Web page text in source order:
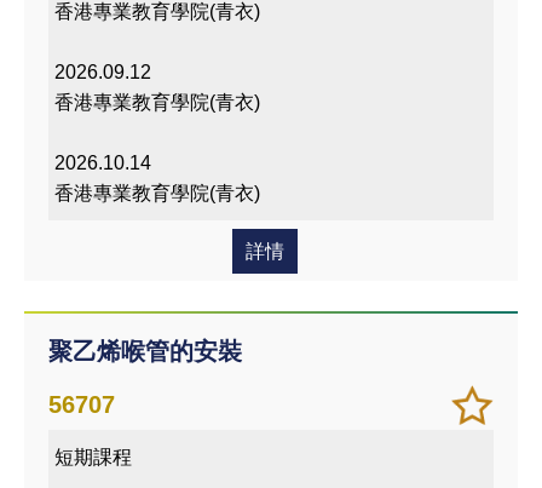
香港專業教育學院(青衣)
2026.09.12
香港專業教育學院(青衣)
2026.10.14
香港專業教育學院(青衣)
詳情
聚乙烯喉管的安裝
加
入/
儲存
課程
56707
短期課程